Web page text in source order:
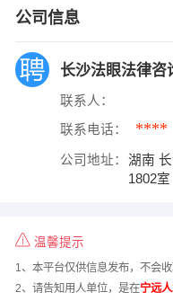
公司信息
长沙法眼法律咨
联系人：
联系电话： ****
公司地址：
湖南
1802室
温馨提示
1、本平台仅供信息发布，不会
2、请告知用人单位，是在宁远